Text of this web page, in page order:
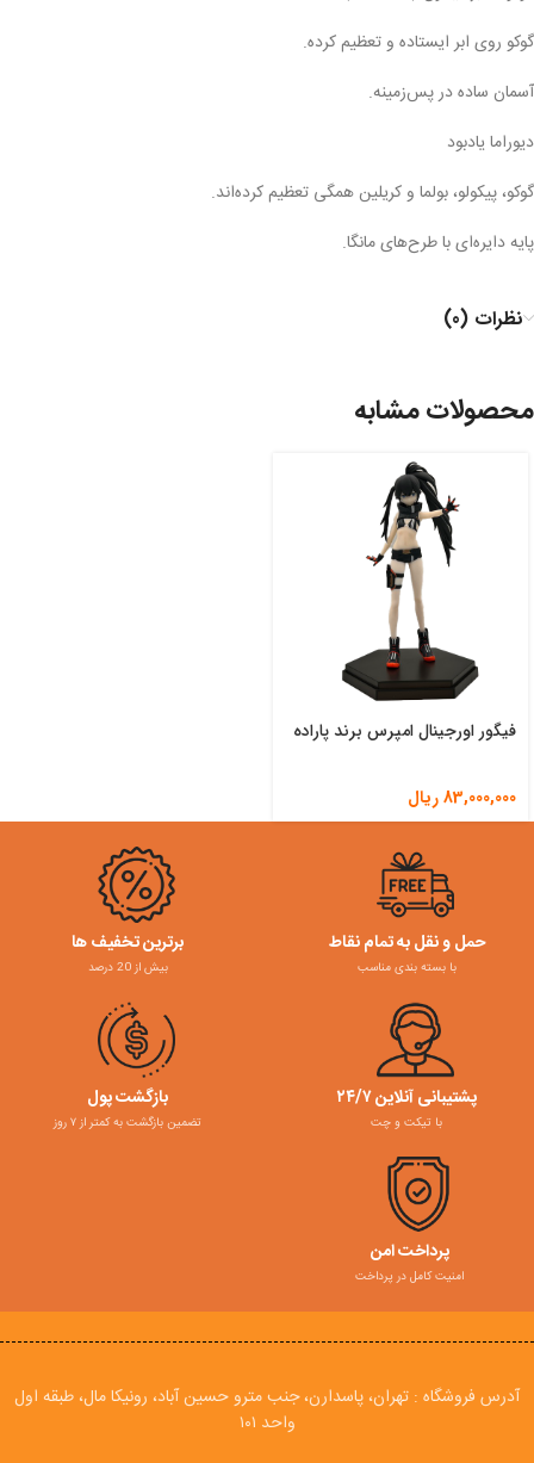
گوکو روی ابر ایستاده و تعظیم کرده.
آسمان ساده در پس‌زمینه.
دیوراما یادبود
گوکو، پیکولو، بولما و کریلین همگی تعظیم کرده‌اند.
پایه دایره‌ای با طرح‌های مانگا.
نظرات (0)
محصولات مشابه
فیگور اورجینال امپرس برند پاراده
83,000,000ریال
حمل و نقل به تمام نقاط
با بسته بندی مناسب
برترین تخفیف ها
بیش از 20 درصد
پشتیبانی آنلاین ۲۴/۷
با تیکت و چت
بازگشت پول
تضمین بازگشت به کمتر از ۷ روز
پرداخت امن
امنیت کامل در پرداخت
آدرس فروشگاه : تهران، پاسدارن، جنب مترو حسین آباد، رونیکا مال، طبقه اول
واحد ۱۰۱